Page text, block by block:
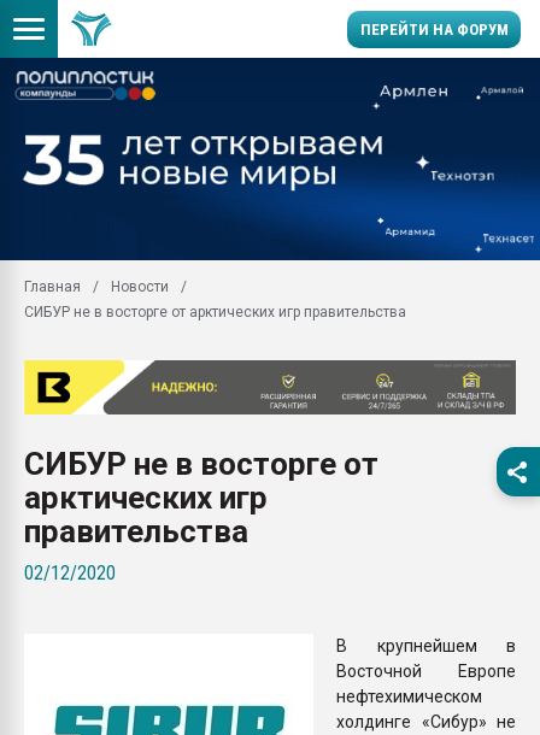
ПЕРЕЙТИ НА ФОРУМ
Вакуум-формовочные
28.07.2026
Всё, что касается
бутылок
Материал поверхности
вакуумного
Главная
Новости
СИБУР не в восторге от арктических игр правительства
СИБУР не в восторге от
арктических игр
правительства
02/12/2020
В крупнейшем в
Восточной Европе
нефтехимическом
холдинге «Сибур» не